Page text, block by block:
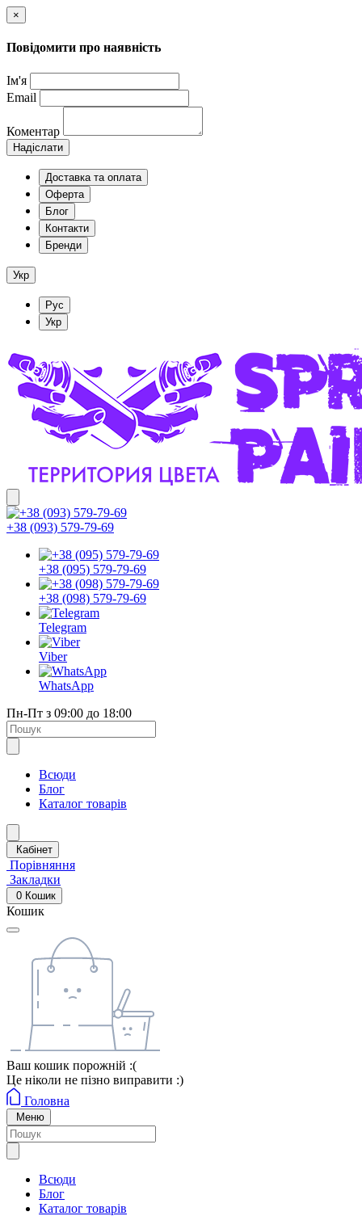
×
Повідомити про наявність
Ім'я
Email
Коментар
Надіслати
Доставка та оплата
Оферта
Блог
Контакти
Бренди
Укр
Рус
Укр
+38 (093) 579-79-69
+38 (095) 579-79-69
+38 (098) 579-79-69
Telegram
Viber
WhatsApp
Пн-Пт з 09:00 до 18:00
Всюди
Блог
Каталог товарів
Кабінет
Порівняння
Закладки
0 Кошик
Кошик
Ваш кошик порожній :(
Це ніколи не пізно виправити :)
Головна
Меню
Всюди
Блог
Каталог товарів